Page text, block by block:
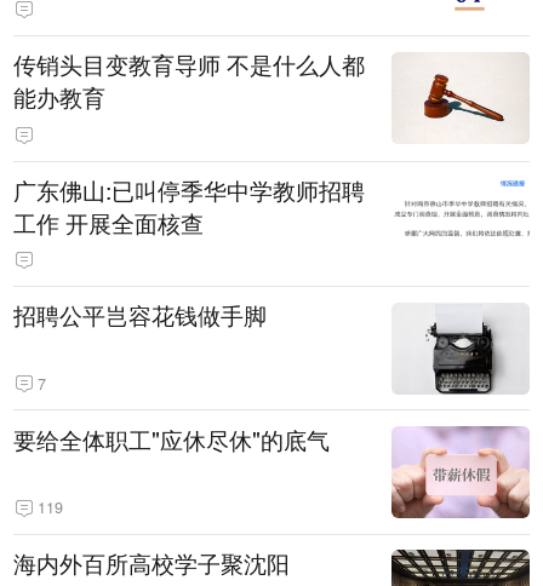
传销头目变教育导师 不是什么人都
能办教育
广东佛山:已叫停季华中学教师招聘
工作 开展全面核查
招聘公平岂容花钱做手脚
7
要给全体职工"应休尽休"的底气
119
海内外百所高校学子聚沈阳